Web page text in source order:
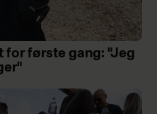
for første gang: "Jeg